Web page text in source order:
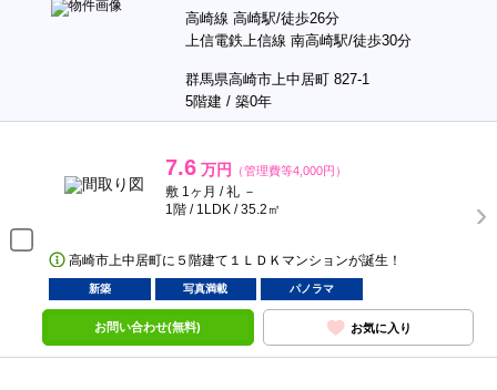
高崎線 高崎駅/徒歩26分
上信電鉄上信線 南高崎駅/徒歩30分
群馬県高崎市上中居町 827-1
5階建 / 築0年
7.6 万円 （管理費等4,000円）
敷 1ヶ月 / 礼 －
1階 / 1LDK / 35.2㎡
高崎市上中居町に５階建て１ＬＤＫマンションが誕生！
新築 写真満載 パノラマ
お問い合わせ(無料) お気に入り